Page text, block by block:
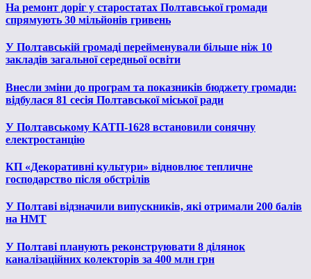
На ремонт доріг у старостатах Полтавської громади
спрямують 30 мільйонів гривень
У Полтавській громаді перейменували більше ніж 10
закладів загальної середньої освіти
Внесли зміни до програм та показників бюджету громади:
відбулася 81 сесія Полтавської міської ради
У Полтавському КАТП-1628 встановили сонячну
електростанцію
КП «Декоративні культури» відновлює тепличне
господарство після обстрілів
У Полтаві відзначили випускників, які отримали 200 балів
на НМТ
У Полтаві планують реконструювати 8 ділянок
каналізаційних колекторів за 400 млн грн